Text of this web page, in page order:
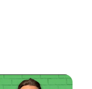
omzet,
met de
en